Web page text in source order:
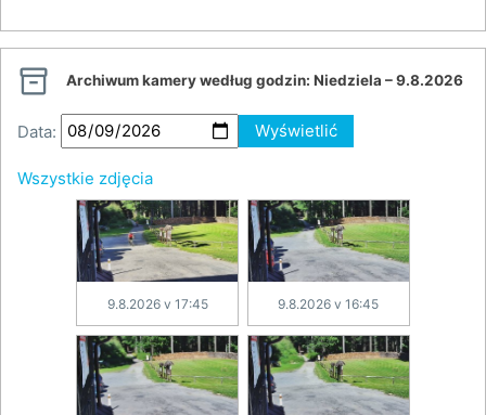
 Archiwum kamery według godzin: Niedziela – 9.8.2026
Data: Wyświetlić
Wszystkie zdjęcia
9.8.2026 v 17:45 9.8.2026 v 16:45